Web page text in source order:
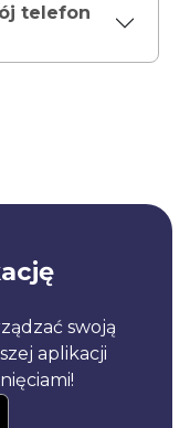
telefon
swoją
aplikacji